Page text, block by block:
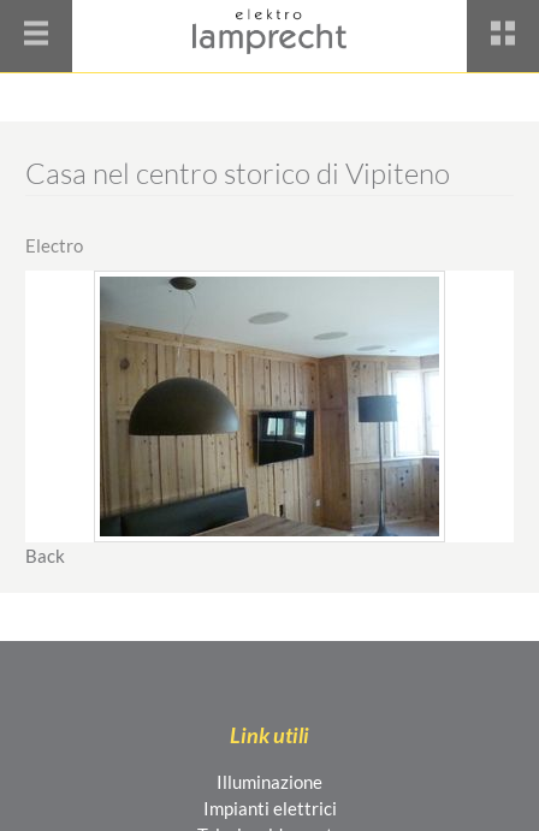
Casa nel centro storico di Vipiteno
Electro
Back
Link utili
Illuminazione
Impianti elettrici